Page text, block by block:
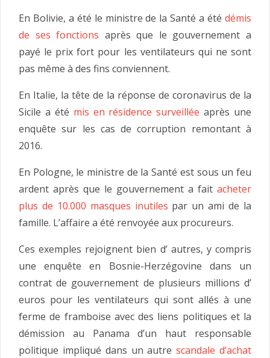
En Bolivie, a été le ministre de la Santé a été démis
de ses fonctions après que le gouvernement a
payé le prix fort pour les ventilateurs qui ne sont
pas même à des fins conviennent.
En Italie, la tête de la réponse de coronavirus de la
Sicile a été mis en résidence surveillée après une
enquête sur les cas de corruption remontant à
2016.
En Pologne, le ministre de la Santé est sous un feu
ardent après que le gouvernement a fait acheter
plus de 10.000 masques inutiles par un ami de la
famille. L’affaire a été renvoyée aux procureurs.
Ces exemples rejoignent bien d’ autres, y compris
une enquête en Bosnie-Herzégovine dans un
contrat de gouvernement de plusieurs millions d’
euros pour les ventilateurs qui sont allés à une
ferme de framboise avec des liens politiques et la
démission au Panama d’un haut responsable
politique impliqué dans un autrescandale d’achat